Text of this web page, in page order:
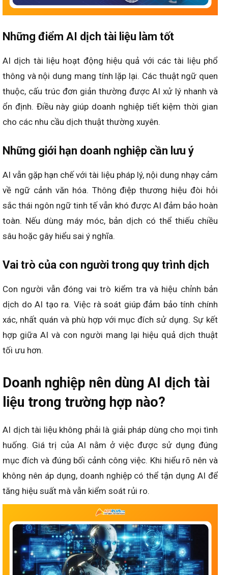
Những điểm AI dịch tài liệu làm tốt
AI dịch tài liệu hoạt động hiệu quả với các tài liệu phổ
thông và nội dung mang tính lặp lại. Các thuật ngữ quen
thuộc, cấu trúc đơn giản thường được AI xử lý nhanh và
ổn định. Điều này giúp doanh nghiệp tiết kiệm thời gian
cho các nhu cầu dịch thuật thường xuyên.
Những giới hạn doanh nghiệp cần lưu ý
AI vẫn gặp hạn chế với tài liệu pháp lý, nội dung nhạy cảm
về ngữ cảnh văn hóa. Thông điệp thương hiệu đòi hỏi
sắc thái ngôn ngữ tinh tế vẫn khó được AI đảm bảo hoàn
toàn. Nếu dùng máy móc, bản dịch có thể thiếu chiều
sâu hoặc gây hiểu sai ý nghĩa.
Vai trò của con người trong quy trình dịch
Con người vẫn đóng vai trò kiểm tra và hiệu chỉnh bản
dịch do AI tạo ra. Việc rà soát giúp đảm bảo tính chính
xác, nhất quán và phù hợp với mục đích sử dụng. Sự kết
hợp giữa AI và con người mang lại hiệu quả dịch thuật
tối ưu hơn.
Doanh nghiệp nên dùng AI dịch tài
liệu trong trường hợp nào?
AI dịch tài liệu không phải là giải pháp dùng cho mọi tình
huống. Giá trị của AI nằm ở việc được sử dụng đúng
mục đích và đúng bối cảnh công việc. Khi hiểu rõ nên và
không nên áp dụng, doanh nghiệp có thể tận dụng AI để
tăng hiệu suất mà vẫn kiểm soát rủi ro.